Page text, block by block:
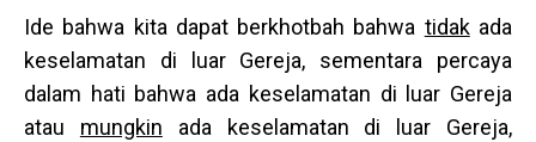
Ide bahwa kita dapat berkhotbah bahwa tidakada
keselamatan di luar Gereja, sementara percaya
dalam hati bahwa ada keselamatan di luar Gereja
atau mungkin ada keselamatan di luar Gereja,